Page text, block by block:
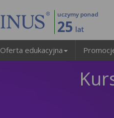
uczymy ponad
25 lat
Oferta edukacyjna